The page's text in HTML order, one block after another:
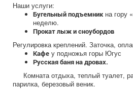
Товары Поздравления
ТВ программа Я -
Наши услуги:
Бугельный подъемник на гору
неделю.
Прокат лыж и сноубордов
Регулировка креплений. Заточка,
Кафе у подножья горы Югус
Русская баня на дровах.
Комната отдыха, теплый туалет,
парилка, березовый веник.